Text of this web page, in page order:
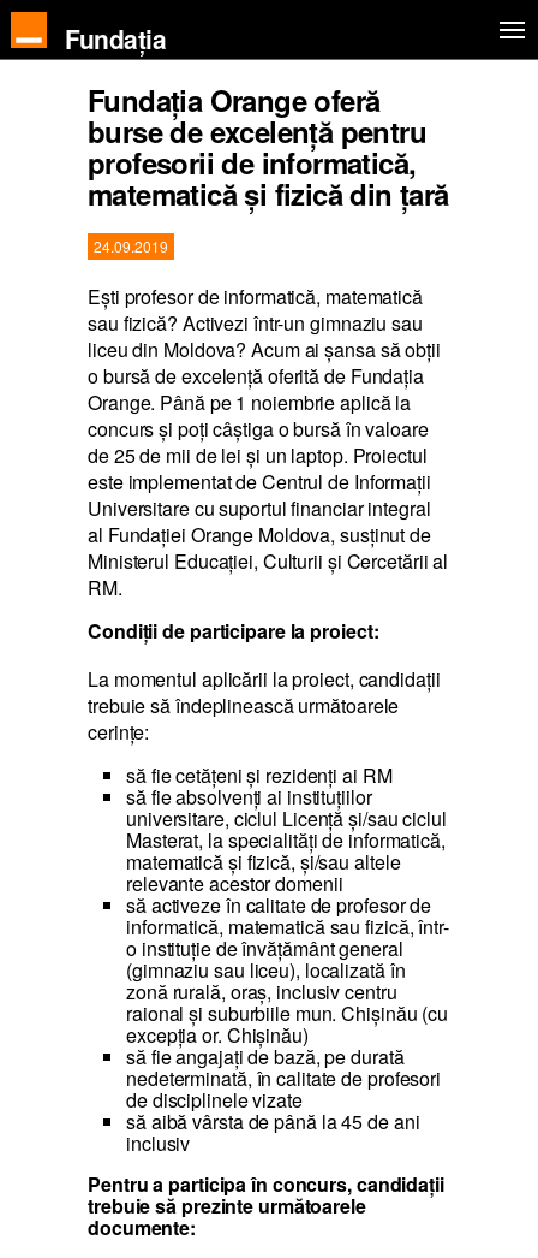
Fundația
Fundaţia Orange oferă
burse de excelenţă pentru
profesorii de informatică,
matematică și fizică din țară
24.09.2019
Eşti profesor de informatică, matematică
sau fizică? Activezi într-un gimnaziu sau
liceu din Moldova? Acum ai şansa să obţii
o bursă de excelenţă oferită de Fundaţia
Orange. Până pe 1 noiembrie aplică la
concurs şi poţi câştiga o bursă în valoare
de 25 de mii de lei şi un laptop. Proiectul
este implementat de Centrul de Informaţii
Universitare cu suportul financiar integral
al Fundaţiei Orange Moldova, susţinut de
Ministerul Educaţiei, Culturii și Cercetării al
RM.
Condiţii de participare la proiect:
La momentul aplicării la proiect, candidaţii
trebuie să îndeplinească următoarele
cerinţe:
să fie cetăţeni şi rezidenţi ai RM
să fie absolvenţi ai instituţiilor
universitare, ciclul Licenţă şi/sau ciclul
Masterat, la specialităţi de informatică,
matematică și fizică, şi/sau altele
relevante acestor domenii
să activeze în calitate de profesor de
informatică, matematică sau fizică, într-
o instituţie de învăţământ general
(gimnaziu sau liceu), localizată în
zonă rurală, oraș, inclusiv centru
raional și suburbiile mun. Chișinău (cu
excepţia or. Chişinău)
să fie angajați de bază, pe durată
nedeterminată, în calitate de profesori
de disciplinele vizate
să aibă vârsta de până la 45 de ani
inclusiv
Pentru a participa în concurs, candidaţii
trebuie să prezinte următoarele
documente: